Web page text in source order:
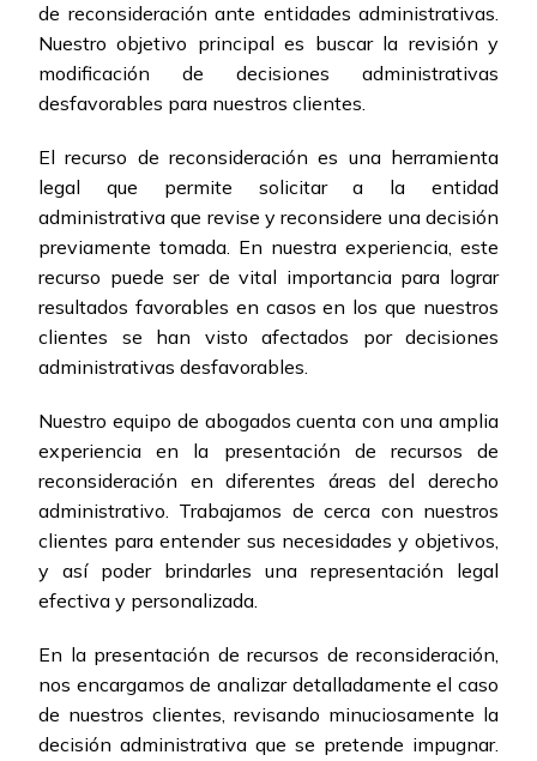
de reconsideración ante entidades administrativas.
Nuestro objetivo principal es buscar la revisión y
modificación de decisiones administrativas
desfavorables para nuestros clientes.
El recurso de reconsideración es una herramienta
legal que permite solicitar a la entidad
administrativa que revise y reconsidere una decisión
previamente tomada. En nuestra experiencia, este
recurso puede ser de vital importancia para lograr
resultados favorables en casos en los que nuestros
clientes se han visto afectados por decisiones
administrativas desfavorables.
Nuestro equipo de abogados cuenta con una amplia
experiencia en la presentación de recursos de
reconsideración en diferentes áreas del derecho
administrativo. Trabajamos de cerca con nuestros
clientes para entender sus necesidades y objetivos,
y así poder brindarles una representación legal
efectiva y personalizada.
En la presentación de recursos de reconsideración,
nos encargamos de analizar detalladamente el caso
de nuestros clientes, revisando minuciosamente la
decisión administrativa que se pretende impugnar.